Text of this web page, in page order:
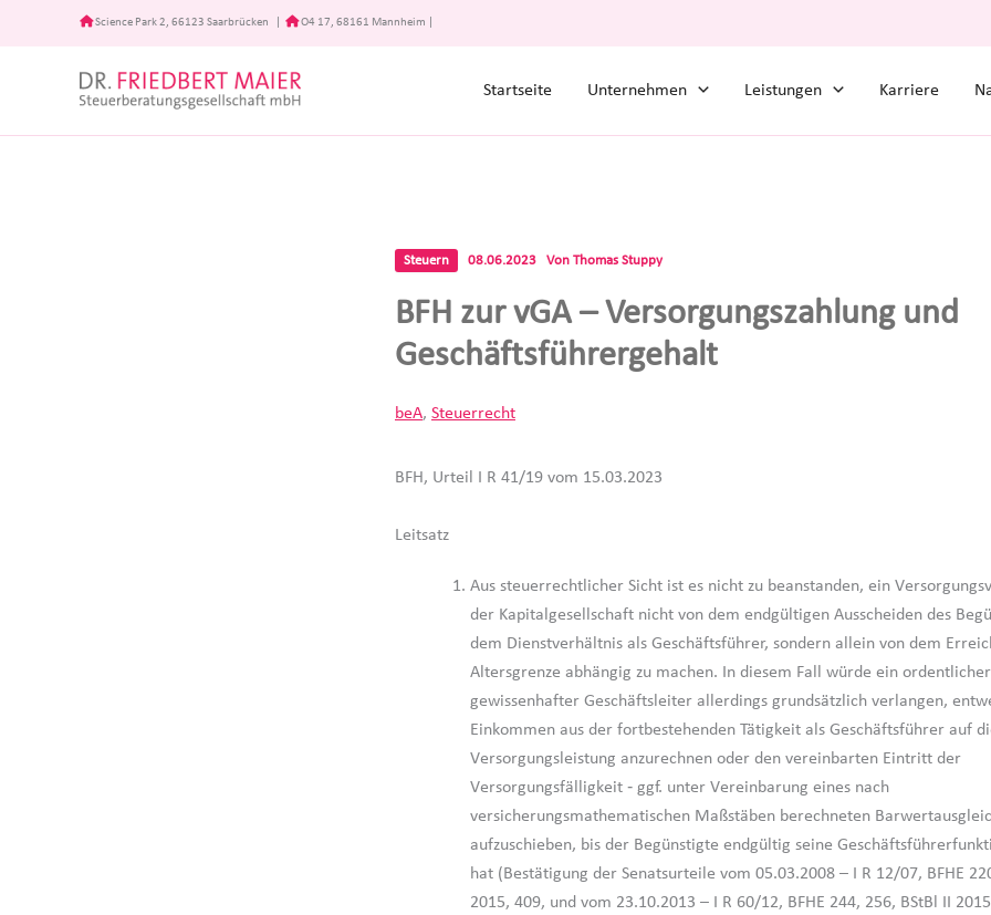
Science Park 2, 66123 Saarbrücken O4 17, 68161 Mannheim
Startseite Unternehmen Leistungen Karriere
Steuern 08.06.2023 Von Thomas Stuppy
BFH zur vGA – Versorgungszahlung und
Geschäftsführergehalt
beA, Steuerrecht
BFH, Urteil I R 41/19 vom 15.03.2023
Leitsatz
Aus steuerrechtlicher Sicht ist es nicht zu beanstanden, ein
der Kapitalgesellschaft nicht von dem endgültigen Ausscheiden des
dem Dienstverhältnis als Geschäftsführer, sondern allein von dem
Altersgrenze abhängig zu machen. In diesem Fall würde ein
gewissenhafter Geschäftsleiter allerdings grundsätzlich verlangen,
Einkommen aus der fortbestehenden Tätigkeit als Geschäftsführer auf
Versorgungsleistung anzurechnen oder den vereinbarten Eintritt der
Versorgungsfälligkeit ‑ ggf. unter Vereinbarung eines nach
versicherungsmathematischen Maßstäben berechneten
aufzuschieben, bis der Begünstigte endgültig seine
hat (Bestätigung der Senatsurteile vom 05.03.2008 – I R 12/07, BFHE
2015, 409, und vom 23.10.2013 – I R 60/12, BFHE 244, 256, BStBl II